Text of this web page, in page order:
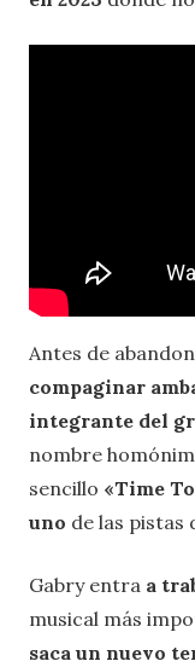
Antes de
compaginar
integrante del
nombre
sencillo «Time
uno de las pistas
Gabry entra a
musical más
saca un nuevo